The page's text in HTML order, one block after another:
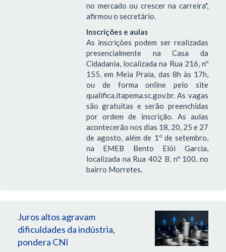
no mercado ou crescer na carreira",
afirmou o secretário.
Inscrições e aulas
As inscrições podem ser realizadas
presencialmente na Casa da
Cidadania, localizada na Rua 216, nº
155, em Meia Praia, das 8h às 17h,
ou de forma online pelo site
qualifica.itapema.sc.gov.br. As vagas
são gratuitas e serão preenchidas
por ordem de inscrição. As aulas
acontecerão nos dias 18, 20, 25 e 27
de agosto, além de 1º de setembro,
na EMEB Bento Elói Garcia,
localizada na Rua 402 B, nº 100, no
bairro Morretes.
Juros altos agravam
dificuldades da indústria,
pondera CNI